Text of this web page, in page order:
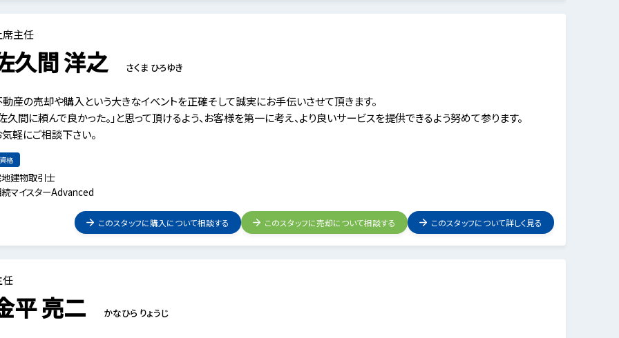
主任
久間 洋之 さくま ひろゆき
産の売却や購入という大きなイベントを正確そして誠実にお手伝いさせて頂きます。
久間に頼んで良かった。」と思って頂けるよう、お客様を第一に考え、より良いサービスを提供できるよう努めて参ります。
軽にご相談下さい。
格
建物取引士
マイスターAdvanced
このスタッフに購入について相談する このスタッフに売却について相談する このスタッフについて詳しく見る
平 亮二 かなひら りょうじ